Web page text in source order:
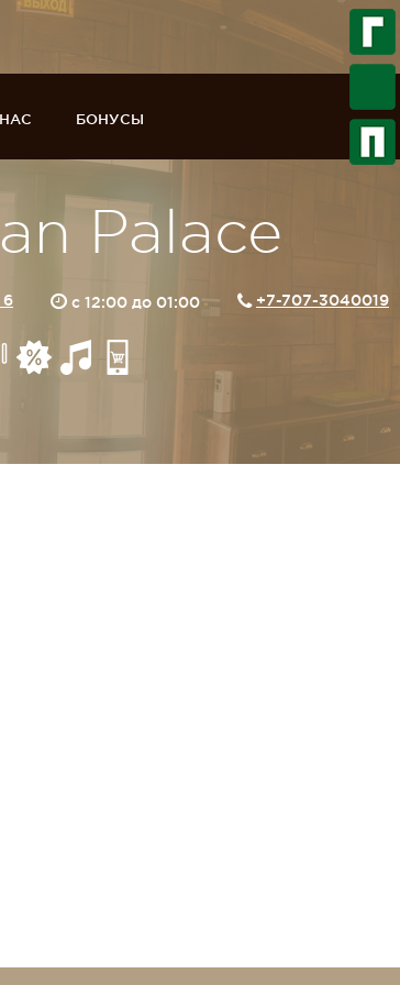
БОНУСЫ
Palace
6 c 12:00 до 01:00 +7-707-3040019